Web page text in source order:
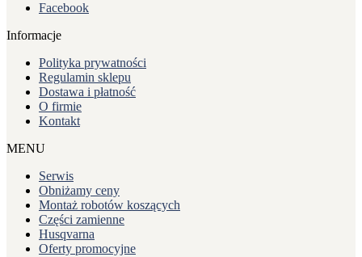
Facebook
Informacje
Polityka prywatności
Regulamin sklepu
Dostawa i płatność
O firmie
Kontakt
MENU
Serwis
Obniżamy ceny
Montaż robotów koszących
Części zamienne
Husqvarna
Oferty promocyjne